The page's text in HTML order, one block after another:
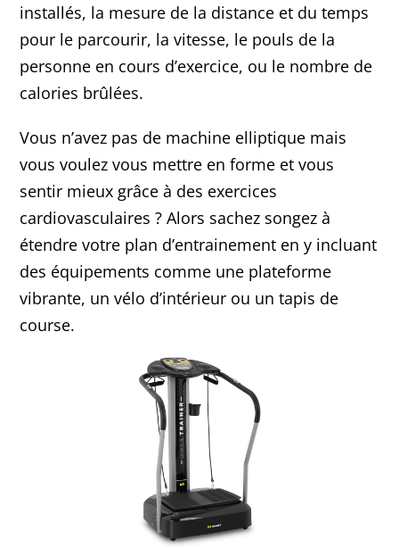
installés, la mesure de la distance et du temps
pour le parcourir, la vitesse, le pouls de la
personne en cours d’exercice, ou le nombre de
calories brûlées.
Vous n’avez pas de machine elliptique mais
vous voulez vous mettre en forme et vous
sentir mieux grâce à des exercices
cardiovasculaires ? Alors sachez songez à
étendre votre plan d’entrainement en y incluant
des équipements comme une plateforme
vibrante, un vélo d’intérieur ou un tapis de
course.